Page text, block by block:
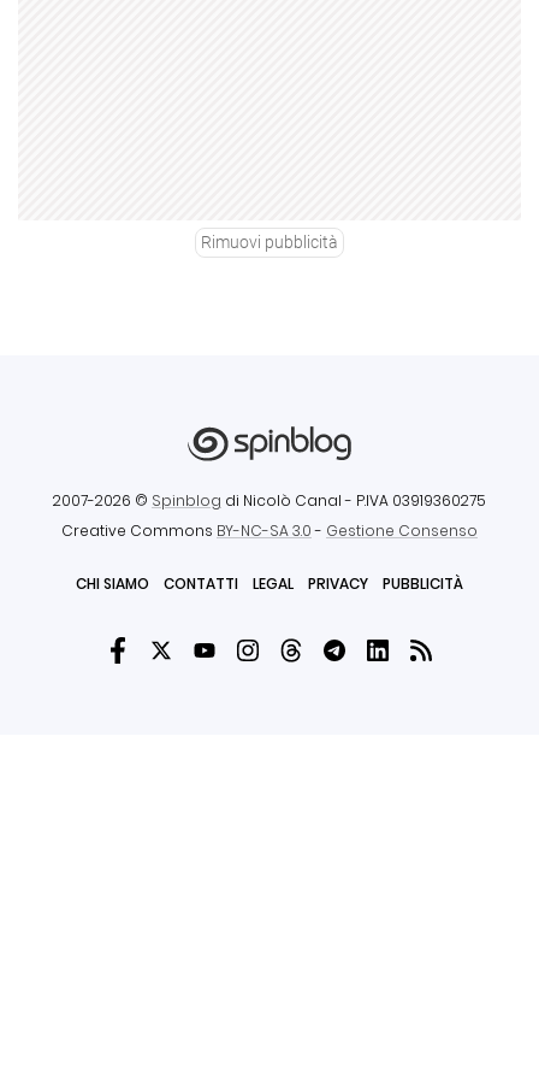
Rimuovi pubblicità
2007-2026 © Spinblog di Nicolò Canal - P.IVA 03919360275
Creative Commons BY-NC-SA 3.0- Gestione Consenso
CHI SIAMO CONTATTI LEGAL PRIVACY PUBBLICITÀ